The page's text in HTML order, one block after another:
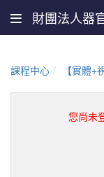
課程中心 【實體+視訊場
您尚未